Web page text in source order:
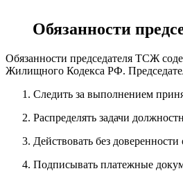
Обязанности
Обязанности председателя ТСЖ
Жилищного Кодекса РФ.
Следить за выполнением
Распределять задачи
Действовать без
Подписывать платежные